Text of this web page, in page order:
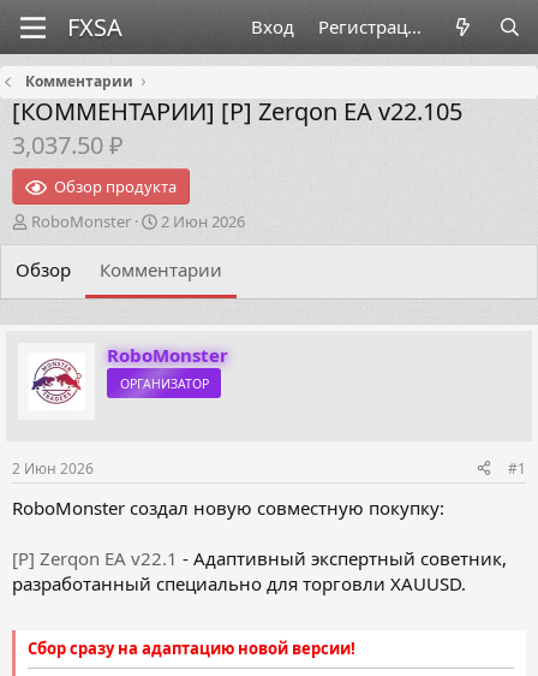
Вход Регистрация
Комментарии
[КОММЕНТАРИИ] [P] Zerqon EA v22.105
3,037.50 ₽
Обзор продукта
А
т
т
м
ы
RoboMonster
Д
т
а
ч
а
л
2 Июн 2026
Обзор Комментарии
RoboMonster
ОРГАНИЗАТОР
2 Июн 2026 #1
RoboMonster создал новую совместную покупку:
[P] Zerqon EA v22.1 - Адаптивный экспертный советник,
разработанный специально для торговли XAUUSD.
Сбор сразу на адаптацию новой версии!